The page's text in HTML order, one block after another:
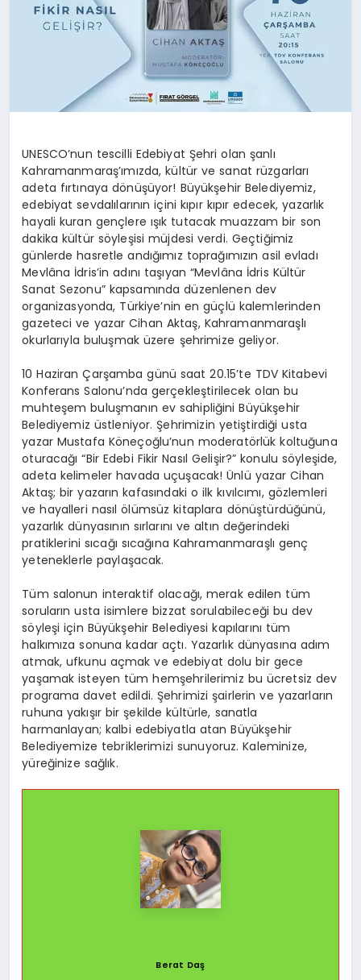
UNESCO’nun tescilli Edebiyat Şehri olan şanlı
Kahramanmaraş’ımızda, kültür ve sanat rüzgarları
adeta fırtınaya dönüşüyor! Büyükşehir Belediyemiz,
edebiyat sevdalılarının içini kıpır kıpır edecek, yazarlık
hayali kuran gençlere ışık tutacak muazzam bir son
dakika kültür söyleşisi müjdesi verdi. Geçtiğimiz
günlerde hasretle andığımız toprağımızın asil evladı
Mevlâna İdris’in adını taşıyan “Mevlâna İdris Kültür
Sanat Sezonu” kapsamında düzenlenen dev
organizasyonda, Türkiye’nin en güçlü kalemlerinden
gazeteci ve yazar Cihan Aktaş, Kahramanmaraşlı
okurlarıyla buluşmak üzere şehrimize geliyor.
10 Haziran Çarşamba günü saat 20.15’te TDV Kitabevi
Konferans Salonu’nda gerçekleştirilecek olan bu
muhteşem buluşmanın ev sahipliğini Büyükşehir
Belediyemiz üstleniyor. Şehrimizin yetiştirdiği usta
yazar Mustafa Köneçoğlu’nun moderatörlük koltuğuna
oturacağı “Bir Edebi Fikir Nasıl Gelişir?” konulu söyleşide,
adeta kelimeler havada uçuşacak! Ünlü yazar Cihan
Aktaş; bir yazarın kafasındaki o ilk kıvılcımı, gözlemleri
ve hayalleri nasıl ölümsüz kitaplara dönüştürdüğünü,
yazarlık dünyasının sırlarını ve altın değerindeki
pratiklerini sıcağı sıcağına Kahramanmaraşlı genç
yeteneklerle paylaşacak.
Tüm salonun interaktif olacağı, merak edilen tüm
soruların usta isimlere bizzat sorulabileceği bu dev
söyleşi için Büyükşehir Belediyesi kapılarını tüm
halkımıza sonuna kadar açtı. Yazarlık dünyasına adım
atmak, ufkunu açmak ve edebiyat dolu bir gece
yaşamak isteyen tüm hemşehrilerimiz bu ücretsiz dev
programa davet edildi. Şehrimizi şairlerin ve yazarların
ruhuna yakışır bir şekilde kültürle, sanatla
harmanlayan; kalbi edebiyatla atan Büyükşehir
Belediyemize tebriklerimizi sunuyoruz. Kaleminize,
yüreğinize sağlık.
Berat Daş